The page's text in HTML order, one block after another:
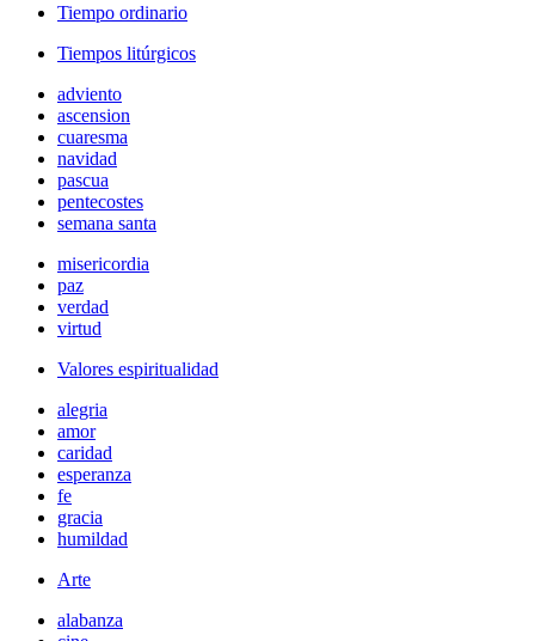
Tiempo ordinario
Tiempos litúrgicos
adviento
ascension
cuaresma
navidad
pascua
pentecostes
semana santa
misericordia
paz
verdad
virtud
Valores espiritualidad
alegria
amor
caridad
esperanza
fe
gracia
humildad
Arte
alabanza